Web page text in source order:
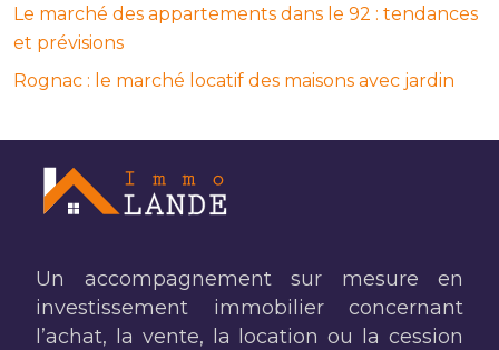
Le marché des appartements dans le 92 : tendances
et prévisions
Rognac : le marché locatif des maisons avec jardin
Un accompagnement sur mesure en
investissement immobilier concernant
l’achat, la vente, la location ou la cession